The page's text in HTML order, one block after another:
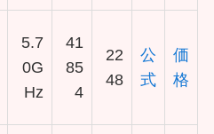
5.7
0G
Hz
41
85
4
22
48
公
式
価
格